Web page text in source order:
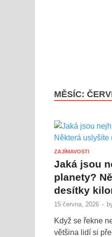
MĚSÍC:
ZAJÍMAVOSTI
Jaká jsou
planety?
desítky
15 června, 2026 -
Když se řekne
většina lidí si